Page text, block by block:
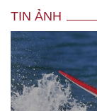
TIN ẢNH